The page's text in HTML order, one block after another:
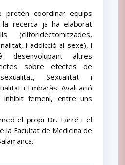
pretén coordinar equips
recerca ja ha elaborat
(clitoridectomitzades,
i addicció al sexe), i
desenvolupant altres
sobre efectes de
Sexualitat i
i Embaràs, Avaluació
inhibit femení, entre uns
el propi Dr. Farré i el
la Facultat de Medicina de